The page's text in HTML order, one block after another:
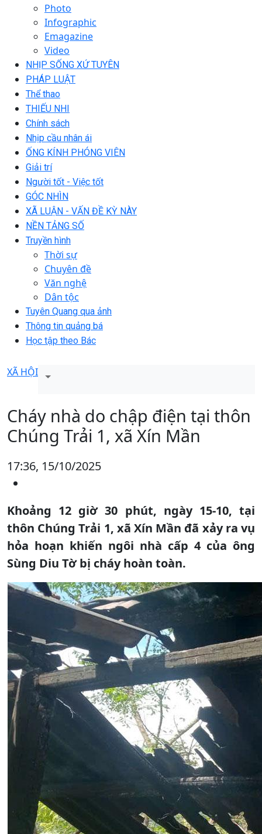
Photo
Infographic
Emagazine
Video
NHỊP SỐNG XỨ TUYÊN
PHÁP LUẬT
Thể thao
THIẾU NHI
Chính sách
Nhịp cầu nhân ái
ỐNG KÍNH PHÓNG VIÊN
Giải trí
Người tốt - Việc tốt
GÓC NHÌN
XÃ LUẬN - VẤN ĐỀ KỲ NÀY
NỀN TẢNG SỐ
Truyền hình
Thời sự
Chuyên đề
Văn nghệ
Dân tộc
Tuyên Quang qua ảnh
Thông tin quảng bá
Học tập theo Bác
XÃ HỘI
Cháy nhà do chập điện tại thôn
Chúng Trải 1, xã Xín Mần
17:36, 15/10/2025
Khoảng 12 giờ 30 phút, ngày 15-10, tại
thôn Chúng Trải 1, xã Xín Mần đã xảy ra vụ
hỏa hoạn khiến ngôi nhà cấp 4 của ông
Sùng Diu Tờ bị cháy hoàn toàn.